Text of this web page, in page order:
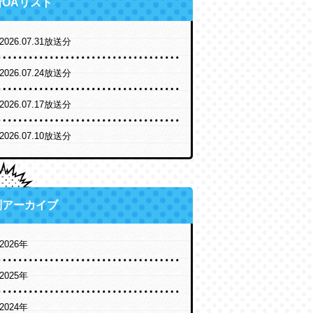
2026.07.31放送分
2026.07.24放送分
2026.07.17放送分
2026.07.10放送分
ーカイブ
2026年
2025年
2024年